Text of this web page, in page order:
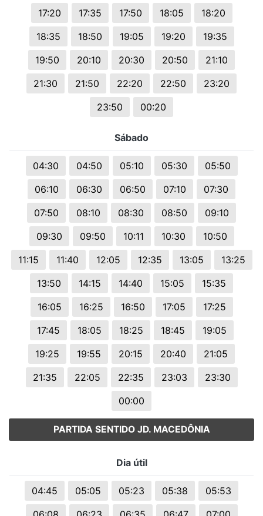
17:20
17:35 17:50 18:05
18:20
18:35
18:50 19:05 19:20
19:35
19:50
20:10 20:30 20:50
21:10
21:30
21:50 22:20 22:50
23:20
23:50
00:20
Sábado
04:30 04:50 05:10 05:30
05:50
06:10
06:30 06:50 07:10
07:30
07:50
08:10 08:30 08:50
09:10
09:30
09:50 10:11 10:30
10:50
11:15
11:40 12:05 12:35 13:05
13:25
13:50
14:15 14:40 15:05
15:35
16:05
16:25 16:50 17:05
17:25
17:45
18:05 18:25 18:45
19:05
19:25
19:55 20:15 20:40
21:05
21:35
22:05 22:35 23:03
23:30
00:00
PARTIDA SENTIDO JD. MACEDÔNIA
Dia útil
04:45 05:05 05:23 05:38
05:53